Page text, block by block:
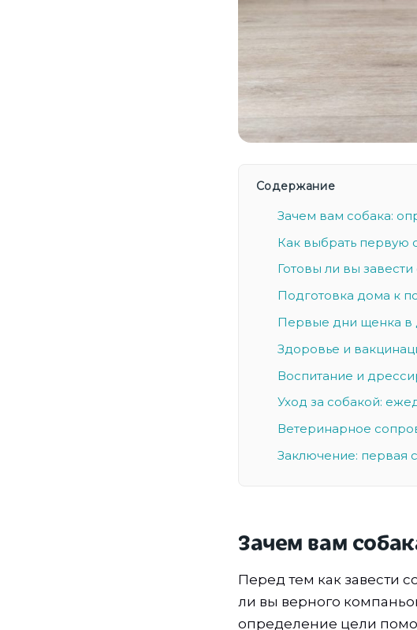
Содержание
Зачем вам собака:
Как выбрать первую
Готовы ли вы
Подготовка дома к
Первые дни щенка в
Здоровье и
Воспитание и
Уход за собакой:
Ветеринарное
Заключение: первая
Зачем вам
Перед тем как завести
ли вы верного
определение цели